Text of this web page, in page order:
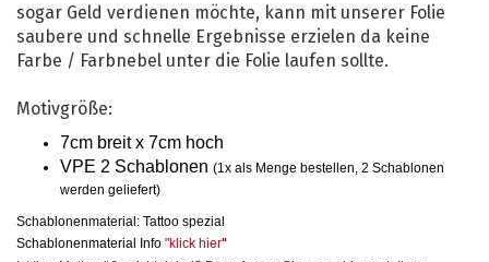
sogar Geld verdienen möchte, kann mit unserer Folie
saubere und schnelle Ergebnisse erzielen da keine
Farbe / Farbnebel unter die Folie laufen sollte.
Motivgröße:
7cm breit x 7cm hoch
VPE 2 Schablonen (1x als Menge bestellen, 2 Schablonen
werden geliefert)
Schablonenmaterial: Tattoo spezial
Schablonenmaterial Info "klick hier"